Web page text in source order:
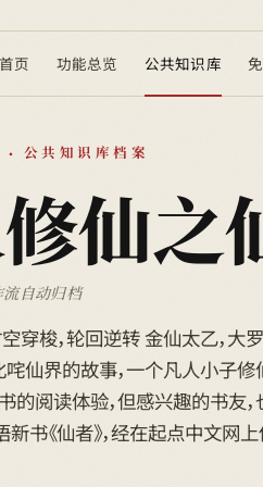
首页 功能总览 公共知识库
公共知识库档案
仙之
流自动归档
梭，轮回逆转 金仙太乙，大
咤仙界的故事，一个凡人小子
阅读体验，但感兴趣的书友，
书《仙者》，经在起点中文网